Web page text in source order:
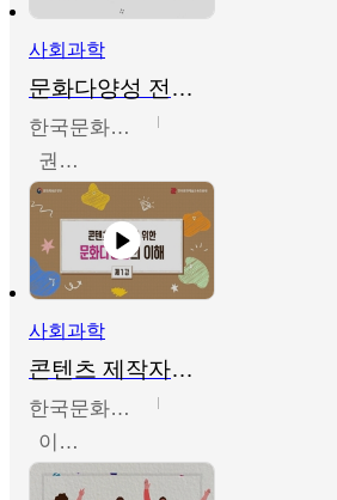
사회과학
문화다양성 전문인력 양성 기본과정 - 문화다양성의 이해
한국문화예술교육진흥원
권숙인 외 8명
사회과학
콘텐츠 제작자를 위한 문화다양성의 이해
한국문화예술교육진흥원
이성민